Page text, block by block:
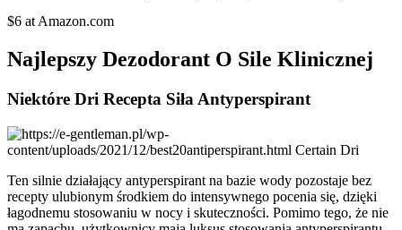
$6 at Amazon.com
Najlepszy Dezodorant O Sile Klinicznej
Niektóre Dri Recepta Siła Antyperspirant
Ten silnie działający antyperspirant na bazie wody pozostaje bez
recepty ulubionym środkiem do intensywnego pocenia się, dzięki
łagodnemu stosowaniu w nocy i skuteczności. Pomimo tego, że nie